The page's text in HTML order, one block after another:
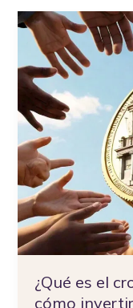
¿Qué es el
cómo
¿Qué
es
el
crowdfunding
inmobiliario
y
cómo
invertir
desde
Chile?